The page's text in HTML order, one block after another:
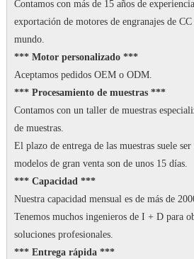
Contamos con más de 15 años de
exportación de motores de engranajes de
mundo.
*** Motor personalizado ***
Aceptamos pedidos OEM o ODM.
*** Procesamiento de muestras ***
Contamos con un taller de muestras
de muestras.
El plazo de entrega de las muestras suele
modelos de gran venta son de unos 15 días.
*** Capacidad ***
Nuestra capacidad mensual es de más de
Tenemos muchos ingenieros de I + D para
soluciones profesionales.
*** Entrega rápida ***